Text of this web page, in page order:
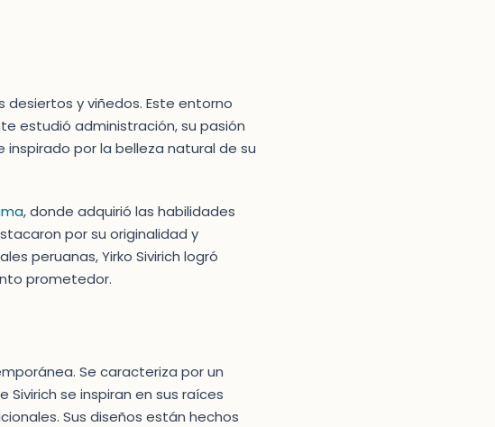
desiertos y viñedos. Este entorno
estudió administración, su pasión
por la belleza natural de su
, donde adquirió las habilidades
por su originalidad y
peruanas, Yirko Sivirich logró
prometedor.
Se caracteriza por un
se inspiran en sus raíces
Sus diseños están hechos